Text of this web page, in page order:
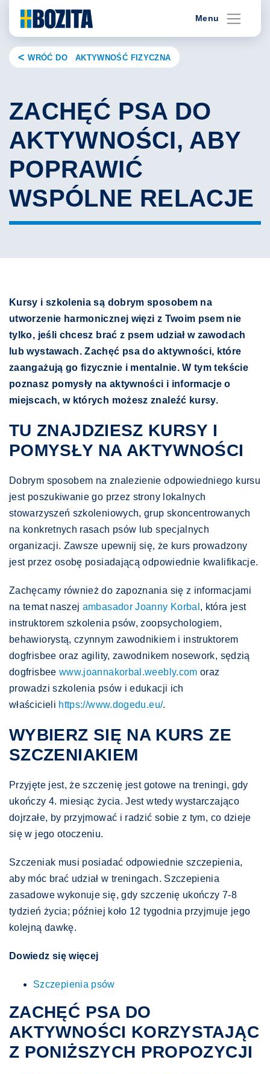
content
Menu
WRÓĆ DO AKTYWNOŚĆ FIZYCZNA
ZACHĘĆ PSA DO
AKTYWNOŚCI, ABY
POPRAWIĆ
WSPÓLNE RELACJE
Kursy i szkolenia są dobrym sposobem na
utworzenie harmonicznej więzi z Twoim psem nie
tylko, jeśli chcesz brać z psem udział w zawodach
lub wystawach. Zachęć psa do aktywności, które
zaangażują go fizycznie i mentalnie. W tym tekście
poznasz pomysły na aktywności i informacje o
miejscach, w których możesz znaleźć kursy.
TU ZNAJDZIESZ KURSY I
POMYSŁY NA AKTYWNOŚCI
Dobrym sposobem na znalezienie odpowiedniego kursu
jest poszukiwanie go przez strony lokalnych
stowarzyszeń szkoleniowych, grup skoncentrowanych
na konkretnych rasach psów lub specjalnych
organizacji. Zawsze upewnij się, że kurs prowadzony
jest przez osobę posiadającą odpowiednie kwalifikacje.
Zachęcamy również do zapoznania się z informacjami
na temat naszej ambasador Joanny Korbal , która jest
instruktorem szkolenia psów, zoopsychologiem,
behawiorystą, czynnym zawodnikiem i instruktorem
dogfrisbee oraz agility, zawodnikem nosework, sędzią
dogfrisbee www.joannakorbal.weebly.com oraz
prowadzi szkolenia psów i edukacji ich
właścicieli https://www.dogedu.eu/.
WYBIERZ SIĘ NA KURS ZE
SZCZENIAKIEM
Przyjęte jest, że szczenię jest gotowe na treningi, gdy
ukończy 4. miesiąc życia. Jest wtedy wystarczająco
dojrzałe, by przyjmować i radzić sobie z tym, co dzieje
się w jego otoczeniu.
Szczeniak musi posiadać odpowiednie szczepienia,
aby móc brać udział w treningach. Szczepienia
zasadowe wykonuje się, gdy szczenię ukończy 7-8
tydzień życia; później koło 12 tygodnia przyjmuje jego
kolejną dawkę.
Dowiedz się więcej
Szczepienia psów
ZACHĘĆ PSA DO
AKTYWNOŚCI KORZYSTAJĄC
Z PONIŻSZYCH PROPOZYCJI